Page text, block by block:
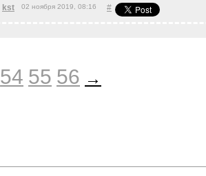
kst 02 ноября 2019, 08:16 #
54 55 56 →